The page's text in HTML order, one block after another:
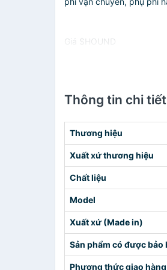
Giá $HOUND
Thông tin chi tiết
Thương hiệu
Xuất xứ thương hiệu
Chất liệu
Model
Xuất xứ (Made in)
Sản phẩm có được bảo
Phương thức giao